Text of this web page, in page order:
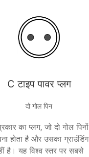
C टाइप पावर प्लग
दो गोल पिन
का प्लग, जो दो गोल पिनों
होता है और उसका ग्राउंडिंग
है। यह विश्व स्तर पर सबसे